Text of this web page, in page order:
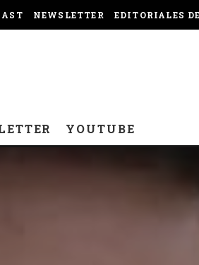
NEWSLETTER EDITORIALES
YOUTUBE